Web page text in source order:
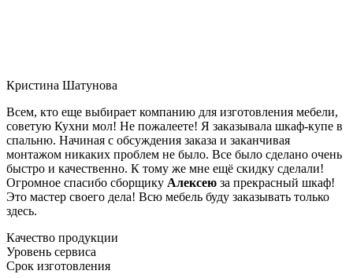
Кристина Шатунова
Всем, кто еще выбирает компанию для изготовления мебели,
советую Кухни мол! Не пожалеете! Я заказывала шкаф-купе в
спальню. Начиная с обсуждения заказа и заканчивая
монтажом никаких проблем не было. Все было сделано очень
быстро и качественно. К тому же мне ещё скидку сделали!
Огромное спасибо сборщику Алексею за прекрасный шкаф!
Это мастер своего дела! Всю мебель буду заказывать только
здесь.
Качество продукции
Уровень сервиса
Срок изготовления